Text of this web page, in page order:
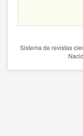
Sistema de revistas